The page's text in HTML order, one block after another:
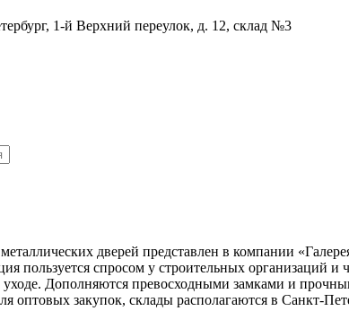
1-й Верхний переулок, д. 12, склад №3
дверей представлен в компании
пользуется спросом у строительных
Дополняются превосходными замками и
оптовых закупок, склады располагаются в Санкт-